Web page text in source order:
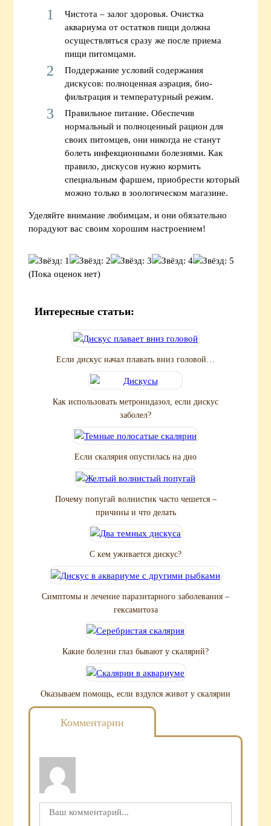
Чистота – залог здоровья. Очистка
аквариума от остатков пищи должна
осуществляться сразу же после приема
пищи питомцами.
Поддержание условий содержания
дискусов: полноценная аэрация, био-
фильтрация и температурный режим.
Правильное питание. Обеспечив
нормальный и полноценный рацион для
своих питомцев, они никогда не станут
болеть инфекционными болезнями. Как
правило, дискусов нужно кормить
специальным фаршем, приобрести который
можно только в зоологическом магазине.
Уделяйте внимание любимцам, и они обязательно
порадуют вас своим хорошим настроением!
(Пока оценок нет)
Интересные статьи:
Если дискус начал плавать вниз головой…
Как использовать метронидазол, если дискус
заболел?
Если скалярия опустилась на дно
Почему попугай волнистик часто чешется –
причины и что делать
С кем уживается дискус?
Симптомы и лечение паразитарного заболевания –
гексамитоза
Какие болезни глаз бывают у скалярий?
Оказываем помощь, если вздулся живот у скалярии
Комментарии